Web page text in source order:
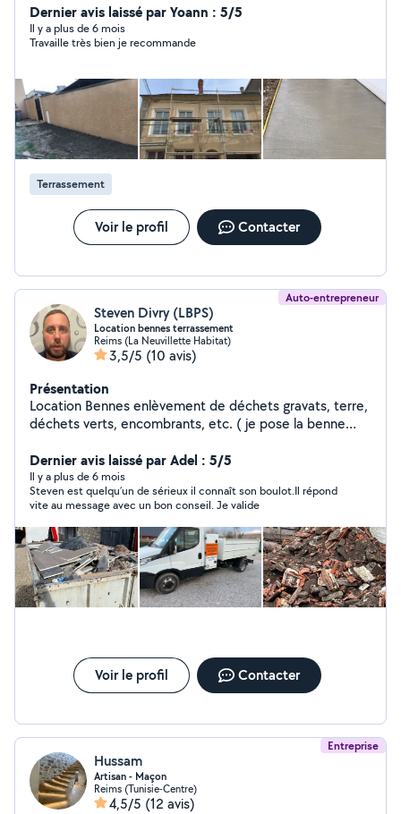
Dernier avis laissé par Yoann : 5/5
Il y a plus de 6 mois
Travaille très bien je recommande
Terrassement
Voir le profil Contacter
Auto-entrepreneur
Steven Divry (LBPS)
Location bennes terrassement
Reims (La Neuvillette Habitat)
3,5/5 (10 avis)
Présentation
Location Bennes enlèvement de déchets gravats, terre,
déchets verts, encombrants, etc. ( je pose la benne
Dernier avis laissé par Adel : 5/5
Il y a plus de 6 mois
Steven est quelqu’un de sérieux il connaît son boulot.Il répond
vite au message avec un bon conseil. Je valide
Voir le profil Contacter
Entreprise
Hussam
Artisan - Maçon
Reims (Tunisie-Centre)
4,5/5 (12 avis)